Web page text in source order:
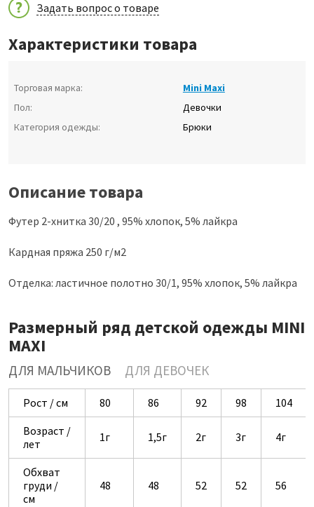
Задать вопрос о товаре
Характеристики товара
Торговая марка:
Mini Maxi
Пол:
Девочки
Категория одежды:
Брюки
Описание товара
Футер 2-хнитка 30/20 , 95% хлопок, 5% лайкра
Кардная пряжа 250 г/м2
Отделка: ластичное полотно 30/1, 95% хлопок, 5% лайкра
Размерный ряд детской одежды MINI
MAXI
ДЛЯ МАЛЬЧИКОВ ДЛЯ ДЕВОЧЕК
Рост / см 80 86 92 98
104
Возраст /
лет
1г 1,5г 2г 3г 4г
Обхват
груди /
см
48 48 52 52 56